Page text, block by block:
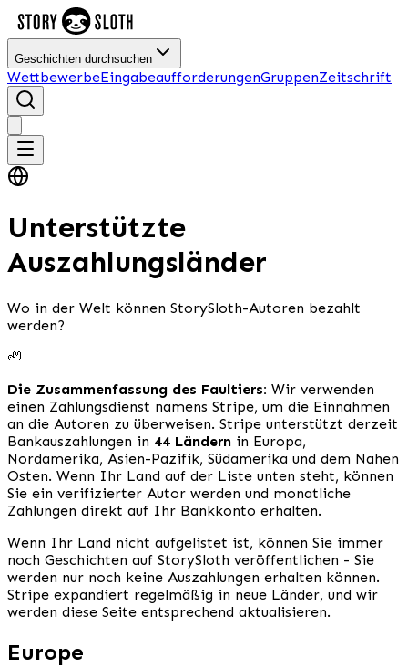
Geschichten durchsuchen
WettbewerbeEingabeaufforderungenGruppenZeitschrift
Unterstützte
Auszahlungsländer
Wo in der Welt können StorySloth-Autoren bezahlt
werden?
🦥
Die Zusammenfassung des Faultiers: Wir verwenden
einen Zahlungsdienst namens Stripe, um die Einnahmen
an die Autoren zu überweisen. Stripe unterstützt derzeit
Bankauszahlungen in 44 Ländern in Europa,
Nordamerika, Asien-Pazifik, Südamerika und dem Nahen
Osten. Wenn Ihr Land auf der Liste unten steht, können
Sie ein verifizierter Autor werden und monatliche
Zahlungen direkt auf Ihr Bankkonto erhalten.
Wenn Ihr Land nicht aufgelistet ist, können Sie immer
noch Geschichten auf StorySloth veröffentlichen - Sie
werden nur noch keine Auszahlungen erhalten können.
Stripe expandiert regelmäßig in neue Länder, und wir
werden diese Seite entsprechend aktualisieren.
Europe